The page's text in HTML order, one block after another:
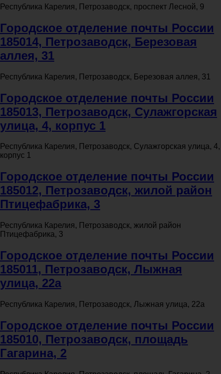
Республика Карелия, Петрозаводск, проспект Лесной, 9
Городское отделение почты России
185014, Петрозаводск, Березовая
аллея, 31
Республика Карелия, Петрозаводск, Березовая аллея, 31
Городское отделение почты России
185013, Петрозаводск, Сулажгорская
улица, 4, корпус 1
Республика Карелия, Петрозаводск, Сулажгорская улица, 4,
корпус 1
Городское отделение почты России
185012, Петрозаводск, жилой район
Птицефабрика, 3
Республика Карелия, Петрозаводск, жилой район
Птицефабрика, 3
Городское отделение почты России
185011, Петрозаводск, Лыжная
улица, 22а
Республика Карелия, Петрозаводск, Лыжная улица, 22а
Городское отделение почты России
185010, Петрозаводск, площадь
Гагарина, 2